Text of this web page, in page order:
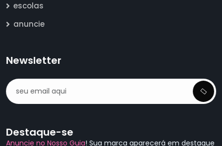
escolas
anuncie
Newsletter
Destaque-se
Anuncie no Nosso Guia! Sua marca aparecerá em destaque